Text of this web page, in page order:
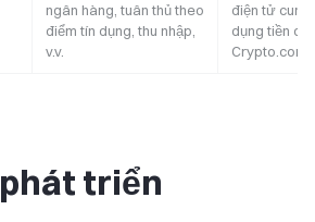
ngân hàng, tuân thủ theo
điểm tín dụng, thu nhập,
v.v.
điện tử cung
dụng tiền
Crypto.com
triển